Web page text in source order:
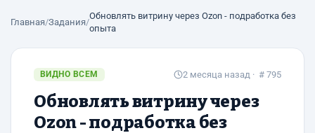
Главная/Задания/
Обновлять витрину через Ozon - подработка без
опыта
ВИДНО ВСЕМ 2 месяца назад · # 795
Обновлять витрину через
Ozon - подработка без